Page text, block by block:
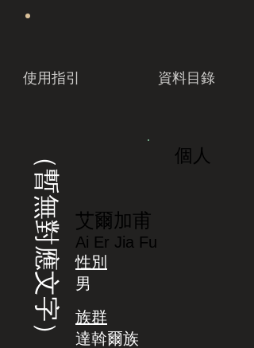
使用指引 資料目錄
（暫無對應文字） 個人
艾爾加甫
Ai Er Jia Fu
性別
男
族群
達斡爾族